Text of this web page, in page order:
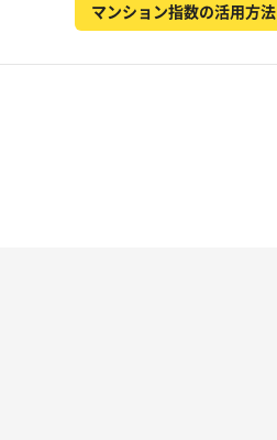
マンション指数の活用方法